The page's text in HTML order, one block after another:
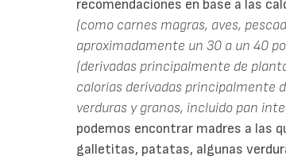
recomendaciones en base a las
(como carnes magras, aves,
aproximadamente un 30 a un 40
(derivadas principalmente de
calorías derivadas principalmente
verduras y granos, incluido pan
podemos encontrar madres a las
galletitas, patatas, algunas